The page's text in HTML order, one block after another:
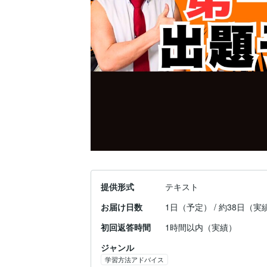
提供形式
テキスト
お届け日数
1日（予定） / 約38日（実
初回返答時間
1時間以内（実績）
ジャンル
学習方法アドバイス